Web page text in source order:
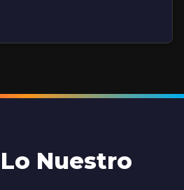
Nuestro